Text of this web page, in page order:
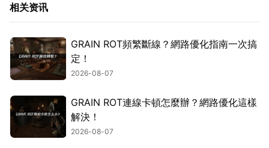
相关资讯
GRAIN ROT頻繁斷線？網路優化指南一次搞
定！
2026-08-07
GRAIN ROT連線卡頓怎麼辦？網路優化這樣
解決！
2026-08-07